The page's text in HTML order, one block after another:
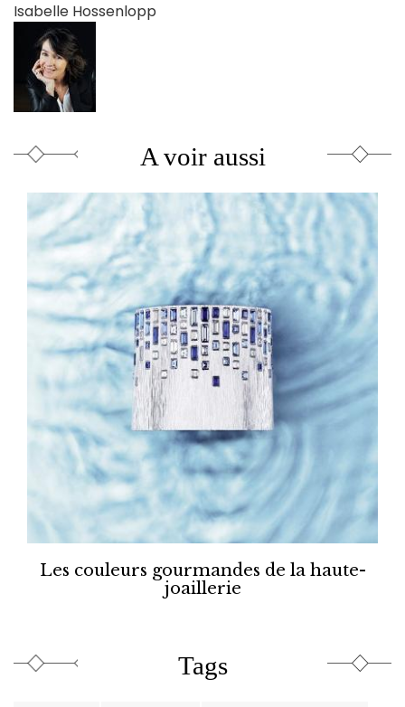
Isabelle Hossenlopp
A voir aussi
Les couleurs gourmandes de la haute-
joaillerie
Tags